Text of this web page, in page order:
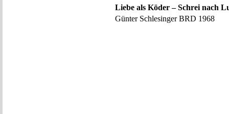
Liebe als Köder – Schrei nach
Günter Schlesinger BRD 1968